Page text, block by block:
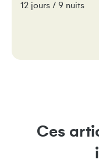
12 jours / 9 nuits
Ces